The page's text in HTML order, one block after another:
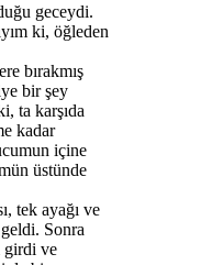
geceydi.
ki, öğleden
bırakmış
bir şey
ta karşıda
kadar
içine
üstünde
tek ayağı ve
Sonra
girdi ve